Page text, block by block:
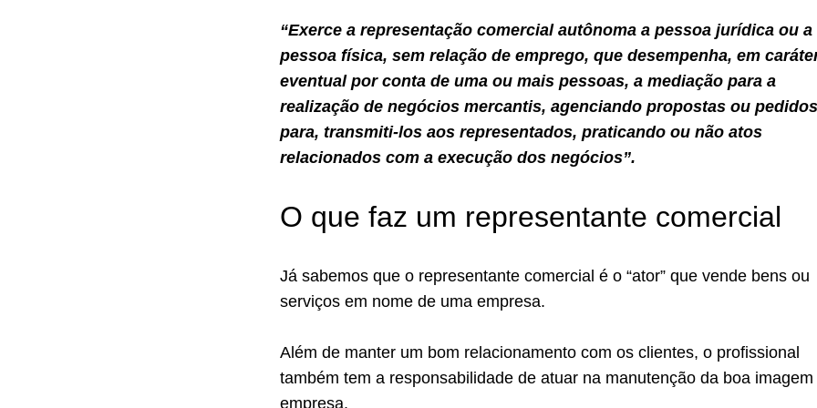
“Exerce a representação comercial autônoma a pessoa jurídica ou a
pessoa física, sem relação de emprego, que desempenha, em
eventual por conta de uma ou mais pessoas, a mediação para a
realização de negócios mercantis, agenciando propostas ou
para, transmiti-los aos representados, praticando ou não atos
relacionados com a execução dos negócios”.
O que faz um representante comercial
Já sabemos que o representante comercial é o “ator” que vende bens ou
serviços em nome de uma empresa.
Além de manter um bom relacionamento com os clientes, o profissional
também tem a responsabilidade de atuar na manutenção da boa imagem
empresa.